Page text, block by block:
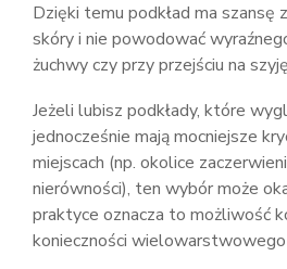
Dzięki temu podkład ma szansę
skóry i nie powodować
żuchwy czy przy przejściu na
Jeżeli lubisz podkłady, które
jednocześnie mają mocniejsze
miejscach (np. okolice
nierówności), ten wybór może
praktyce oznacza to możliwość
konieczności wielowarstwowego